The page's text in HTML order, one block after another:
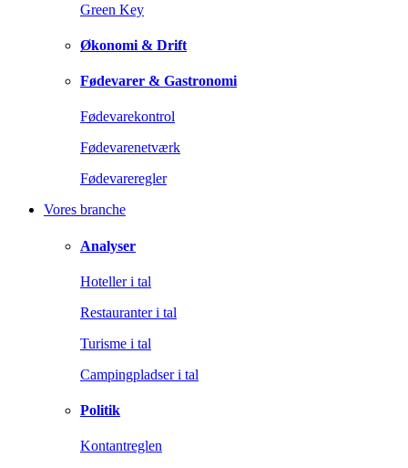
Green Key
Økonomi & Drift
Fødevarer & Gastronomi
Fødevarekontrol
Fødevarenetværk
Fødevareregler
Vores branche
Analyser
Hoteller i tal
Restauranter i tal
Turisme i tal
Campingpladser i tal
Politik
Kontantreglen